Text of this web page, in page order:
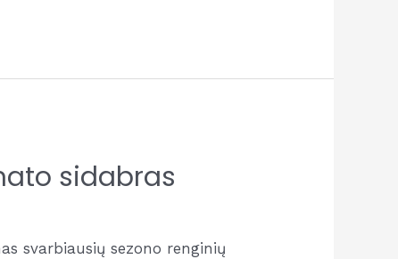
sidabras
svarbiausių sezono renginių